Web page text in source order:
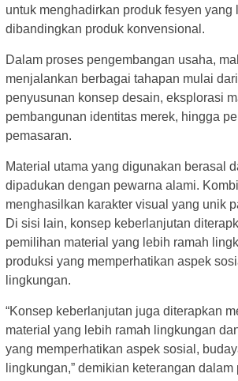
untuk menghadirkan produk fesyen yang
dibandingkan produk konvensional.
Dalam proses pengembangan usaha,
menjalankan berbagai tahapan mulai
penyusunan konsep desain, eksplorasi
pembangunan identitas merek, hingga
pemasaran.
Material utama yang digunakan berasal
dipadukan dengan pewarna alami.
menghasilkan karakter visual yang unik
Di sisi lain, konsep keberlanjutan
pemilihan material yang lebih ramah
produksi yang memperhatikan aspek
lingkungan.
“Konsep keberlanjutan juga diterapkan
material yang lebih ramah lingkungan
yang memperhatikan aspek sosial,
lingkungan,” demikian keterangan dalam